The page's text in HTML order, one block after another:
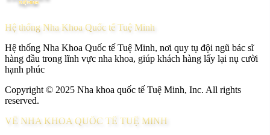
Hệ thống Nha Khoa Quốc tế Tuệ Minh
Hệ thống Nha Khoa Quốc tế Tuệ Minh, nơi quy tụ đội ngũ bác sĩ
hàng đầu trong lĩnh vực nha khoa, giúp khách hàng lấy lại nụ cười
hạnh phúc
Copyright © 2025 Nha khoa quốc tế Tuệ Minh, Inc. All rights
reserved.
VỀ NHA KHOA QUỐC TẾ TUỆ MINH